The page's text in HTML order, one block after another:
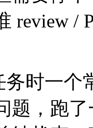
review /
务时一个
题，跑